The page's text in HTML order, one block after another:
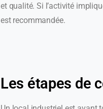
et qualité. Si l’activité
est recommandée.
Les étapes de